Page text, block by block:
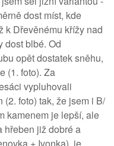
dost míst, kde
k Dřevěnému křížy nad
dost blbé. Od
opět dostatek sněhu,
(1. foto). Za
vypluhovali
foto) tak, že jsem i B/
kamenem je lepší, ale
hřeben již dobré a